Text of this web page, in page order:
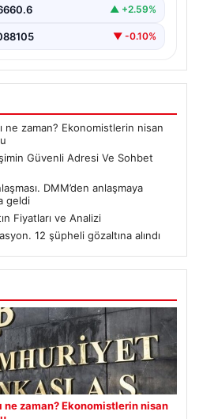
▲ +2.59%
▼ -0.10%
ne zaman? Ekonomistlerin nisan
Güvenli Adresi Ve Sohbet
DMM’den anlaşmaya
geldi
Fiyatları ve Analizi
12 şüpheli gözaltına alındı
ne zaman? Ekonomistlerin nisan